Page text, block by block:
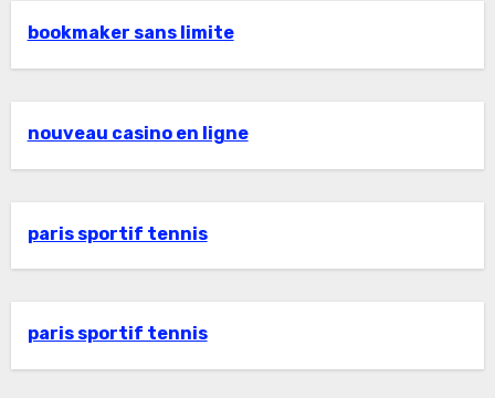
bookmaker sans limite
nouveau casino en ligne
paris sportif tennis
paris sportif tennis